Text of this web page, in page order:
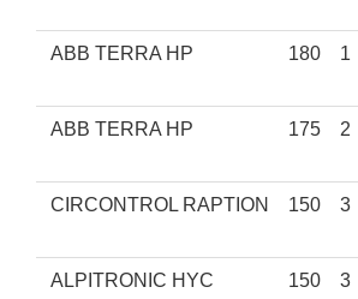
ABB TERRA HP 180 1
ABB TERRA HP 175 2
CIRCONTROL RAPTION 150 3
ALPITRONIC HYC 150 3